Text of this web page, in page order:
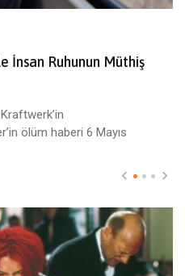
İnsan Ruhunun Müthiş
ölüm haberi 6 Mayıs